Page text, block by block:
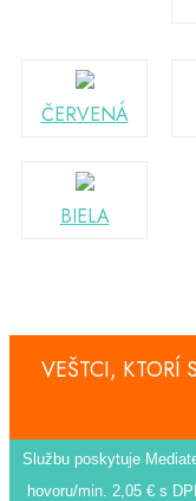
ČERVENÁ
BIELA
VEŠTCI, KTORÍ
Službu poskytuje
hovoru/min. 2,05 € s